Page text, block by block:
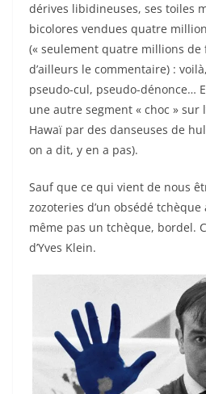
dérives libidineuses, ses toiles
bicolores vendues quatre
(« seulement quatre millions de
d’ailleurs le commentaire) :
pseudo-cul, pseudo-dénonce…
une autre segment « choc » sur
Hawaï par des danseuses de
on a dit, y en a pas).
Sauf que ce qui vient de nous
zozoteries d’un obsédé tchèque
même pas un tchèque, bordel.
d’Yves Klein.